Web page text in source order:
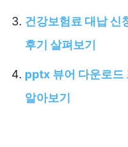
건강보험료 대납 신
후기 살펴보기
pptx 뷰어 다운로드
알아보기